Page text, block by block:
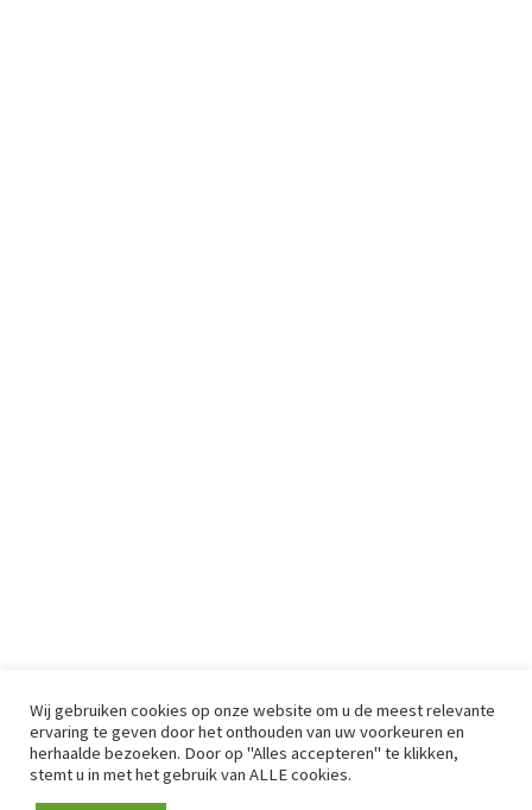
Wij gebruiken cookies op onze website om u de meest relevante
ervaring te geven door het onthouden van uw voorkeuren en
herhaalde bezoeken. Door op "Alles accepteren" te klikken,
stemt u in met het gebruik van ALLE cookies.